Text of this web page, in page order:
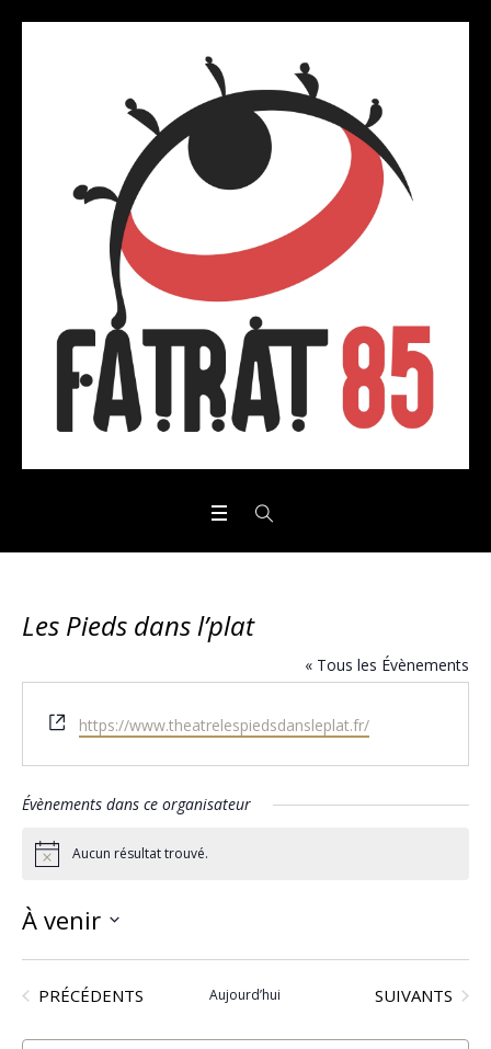
Les Pieds dans l’plat
« Tous les Évènements
Site
web
https://www.theatrelespiedsdansleplat.fr/
Évènements dans ce organisateur
NoticeAucun résultat trouvé.
À venir
Sélectionnez
une
date.
ÉVÈNEMENTS
PRÉCÉDENTS Aujourd’hui ÉVÈNEMENTS
SUIVANTS